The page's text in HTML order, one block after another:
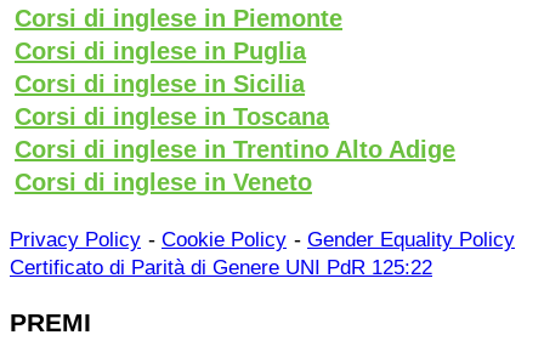
Corsi di inglese in Piemonte
Corsi di inglese in Puglia
Corsi di inglese in Sicilia
Corsi di inglese in Toscana
Corsi di inglese in Trentino Alto Adige
Corsi di inglese in Veneto
Privacy Policy - Cookie Policy - Gender Equality Policy
Certificato di Parità di Genere UNI PdR 125:22
PREMI